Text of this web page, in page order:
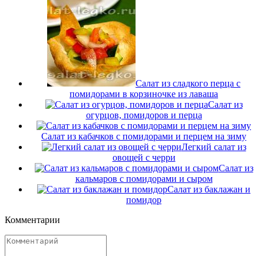
Салат из сладкого перца с
помидорами в корзиночке из лаваша
Салат из
огурцов, помидоров и перца
Салат из кабачков с помидорами и перцем на зиму
Легкий салат из
овощей с черри
Салат из
кальмаров с помидорами и сыром
Салат из баклажан и
помидор
Комментарии